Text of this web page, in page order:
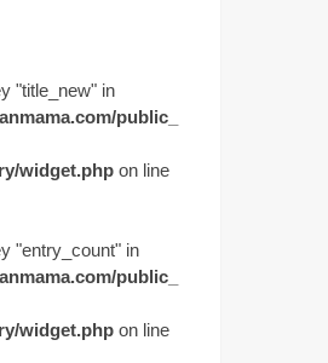
"title_new" in
public_
widget.php on line
"entry_count" in
public_
widget.php on line